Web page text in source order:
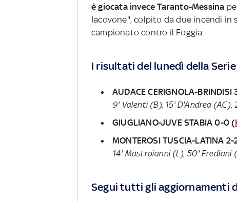
è giocata invece Taranto-Messina
Iacovone", colpito da due incendi
campionato contro il Foggia.
I risultati del lunedì della Serie
AUDACE CERIGNOLA-BRINDISI
9' Valenti (B), 15' D'Andrea
GIUGLIANO-JUVE STABIA 0-0 (
MONTEROSI TUSCIA-LATINA 2-
14' Mastroianni (L), 50' Frediani
Segui tutti gli aggiornamenti